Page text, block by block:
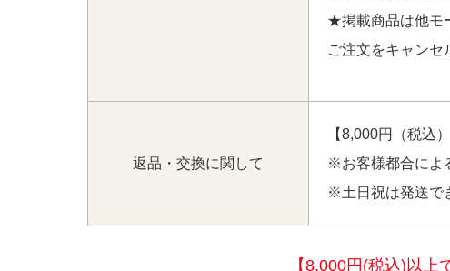
★掲載商品は他モ
ご注文をキャンセ
返品・交換に関して
【8,000円（税込
※お客様都合によ
※土日祝は発送で
【8,000円(税込)以上